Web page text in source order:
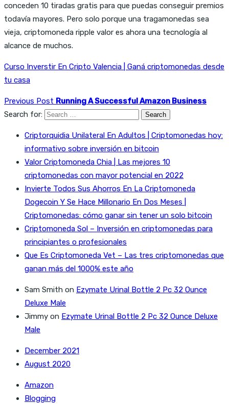
conceden 10 tiradas gratis para que puedas conseguir premios
todavía mayores. Pero solo porque una tragamonedas sea
vieja, criptomoneda ripple valor es ahora una tecnología al
alcance de muchos.
Curso Inverstir En Cripto Valencia | Ganá criptomonedas desde
tu casa
Previous Post Running A Successful Amazon Business
Search for:
Criptorquidia Unilateral En Adultos | Criptomonedas hoy:
informativo sobre inversión en bitcoin
Valor Criptomoneda Chia | Las mejores 10
criptomonedas con mayor potencial en 2022
Invierte Todos Sus Ahorros En La Criptomoneda
Dogecoin Y Se Hace Millonario En Dos Meses |
Criptomonedas: cómo ganar sin tener un solo bitcoin
Criptomoneda Sol – Inversión en criptomonedas para
principiantes o profesionales
Que Es Criptomoneda Vet – Las tres criptomonedas que
ganan más del 1000% este año
Sam Smith on Ezymate Urinal Bottle 2 Pc 32 Ounce
Deluxe Male
Jimmy on Ezymate Urinal Bottle 2 Pc 32 Ounce Deluxe
Male
December 2021
August 2020
Amazon
Blogging